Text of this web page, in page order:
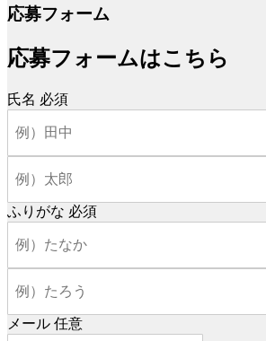
応募フォーム
応募フォームはこちら
氏名 必須
ふりがな 必須
メール 任意